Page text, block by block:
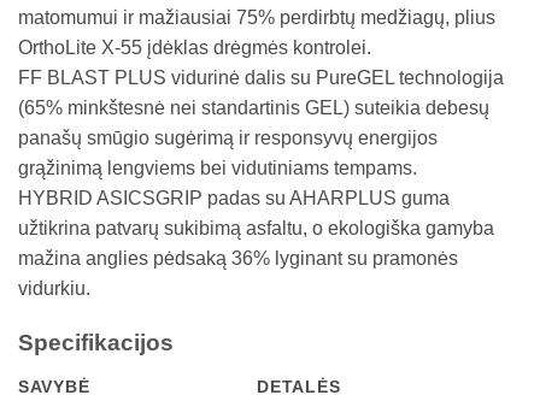
matomumui ir mažiausiai 75% perdirbtų medžiagų, plius
OrthoLite X-55 įdėklas drėgmės kontrolei.​
FF BLAST PLUS vidurinė dalis su PureGEL technologija
(65% minkštesnė nei standartinis GEL) suteikia debesų
panašų smūgio sugėrimą ir responsyvų energijos
grąžinimą lengviems bei vidutiniams tempams.​
HYBRID ASICSGRIP padas su AHARPLUS guma
užtikrina patvarų sukibimą asfaltu, o ekologiška gamyba
mažina anglies pėdsaką 36% lyginant su pramonės
vidurkiu.​
Specifikacijos
SAVYBĖ
DETALĖS